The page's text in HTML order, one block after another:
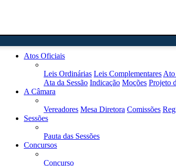
Atos Oficiais
Leis Ordinárias Leis Complementares Ato
Ata da Sessão Indicação Moções Projeto
A Câmara
Vereadores Mesa Diretora Comissões
Sessões
Pauta das Sessões
Concursos
Concurso